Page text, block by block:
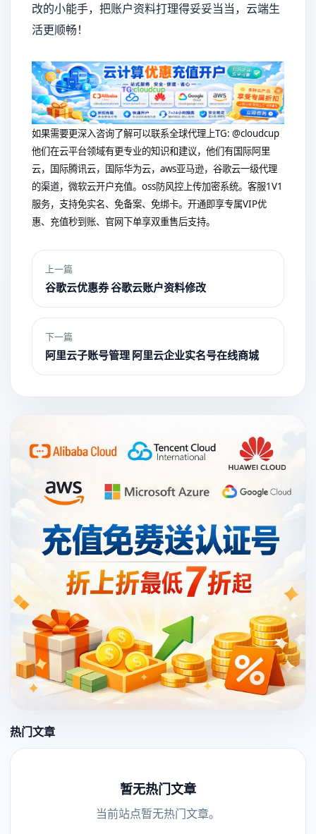
改的小能手，把账户资料打理得妥妥当当，云端生
活更顺畅！
如果需要更深入咨询了解可以联系全球代理上TG: @cloudcup
他们在云平台领域有更专业的知识和建议，他们有国际阿里
云，国际腾讯云，国际华为云，aws亚马逊，谷歌云一级代理
的渠道，微软云开户充值。oss防风控上传加密系统。客服1V1
服务，支持免实名、免备案、免绑卡。开通即享专属VIP优
惠、充值秒到账、官网下单享双重售后支持。
上一篇
谷歌云优惠券 谷歌云账户资料修改
下一篇
阿里云子账号管理 阿里云企业实名号在线商城
热门文章
暂无热门文章
当前站点暂无热门文章。